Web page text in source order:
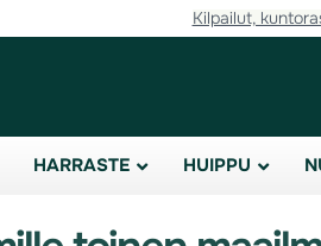
Kilpailut,
HARRASTE HUIPPU